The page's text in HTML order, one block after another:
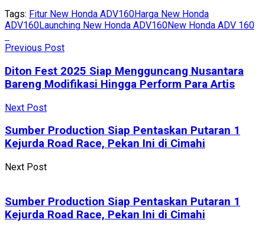
Tags: Fitur New Honda ADV160Harga New Honda
ADV160Launching New Honda ADV160New Honda ADV 160
Previous Post
Diton Fest 2025 Siap Mengguncang Nusantara
Bareng Modifikasi Hingga Perform Para Artis
Next Post
Sumber Production Siap Pentaskan Putaran 1
Kejurda Road Race, Pekan Ini di Cimahi
Next Post
Sumber Production Siap Pentaskan Putaran 1
Kejurda Road Race, Pekan Ini di Cimahi